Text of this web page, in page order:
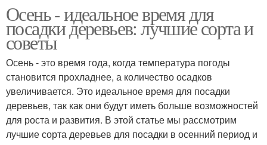
Осень - идеальное время для
посадки деревьев: лучшие сорта и
советы
Осень - это время года, когда температура погоды
становится прохладнее, а количество осадков
увеличивается. Это идеальное время для посадки
деревьев, так как они будут иметь больше возможностей
для роста и развития. В этой статье мы рассмотрим
лучшие сорта деревьев для посадки в осенний период и